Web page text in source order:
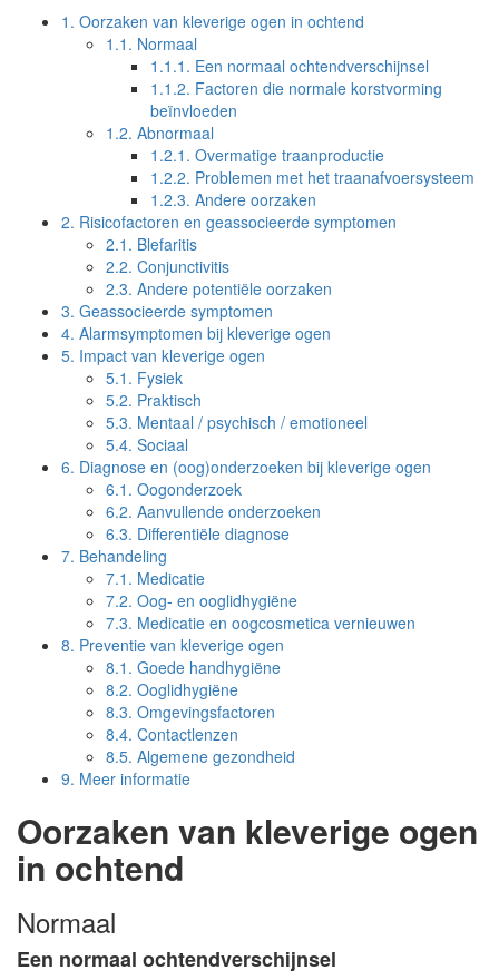
1. Oorzaken van kleverige ogen in ochtend
1.1. Normaal
1.1.1. Een normaal ochtendverschijnsel
1.1.2. Factoren die normale korstvorming
beïnvloeden
1.2. Abnormaal
1.2.1. Overmatige traanproductie
1.2.2. Problemen met het traanafvoersysteem
1.2.3. Andere oorzaken
2. Risicofactoren en geassocieerde symptomen
2.1. Blefaritis
2.2. Conjunctivitis
2.3. Andere potentiële oorzaken
3. Geassocieerde symptomen
4. Alarmsymptomen bij kleverige ogen
5. Impact van kleverige ogen
5.1. Fysiek
5.2. Praktisch
5.3. Mentaal / psychisch / emotioneel
5.4. Sociaal
6. Diagnose en (oog)onderzoeken bij kleverige ogen
6.1. Oogonderzoek
6.2. Aanvullende onderzoeken
6.3. Differentiële diagnose
7. Behandeling
7.1. Medicatie
7.2. Oog- en ooglidhygiëne
7.3. Medicatie en oogcosmetica vernieuwen
8. Preventie van kleverige ogen
8.1. Goede handhygiëne
8.2. Ooglidhygiëne
8.3. Omgevingsfactoren
8.4. Contactlenzen
8.5. Algemene gezondheid
9. Meer informatie
Oorzaken van kleverige ogen
in ochtend
Normaal
Een normaal ochtendverschijnsel